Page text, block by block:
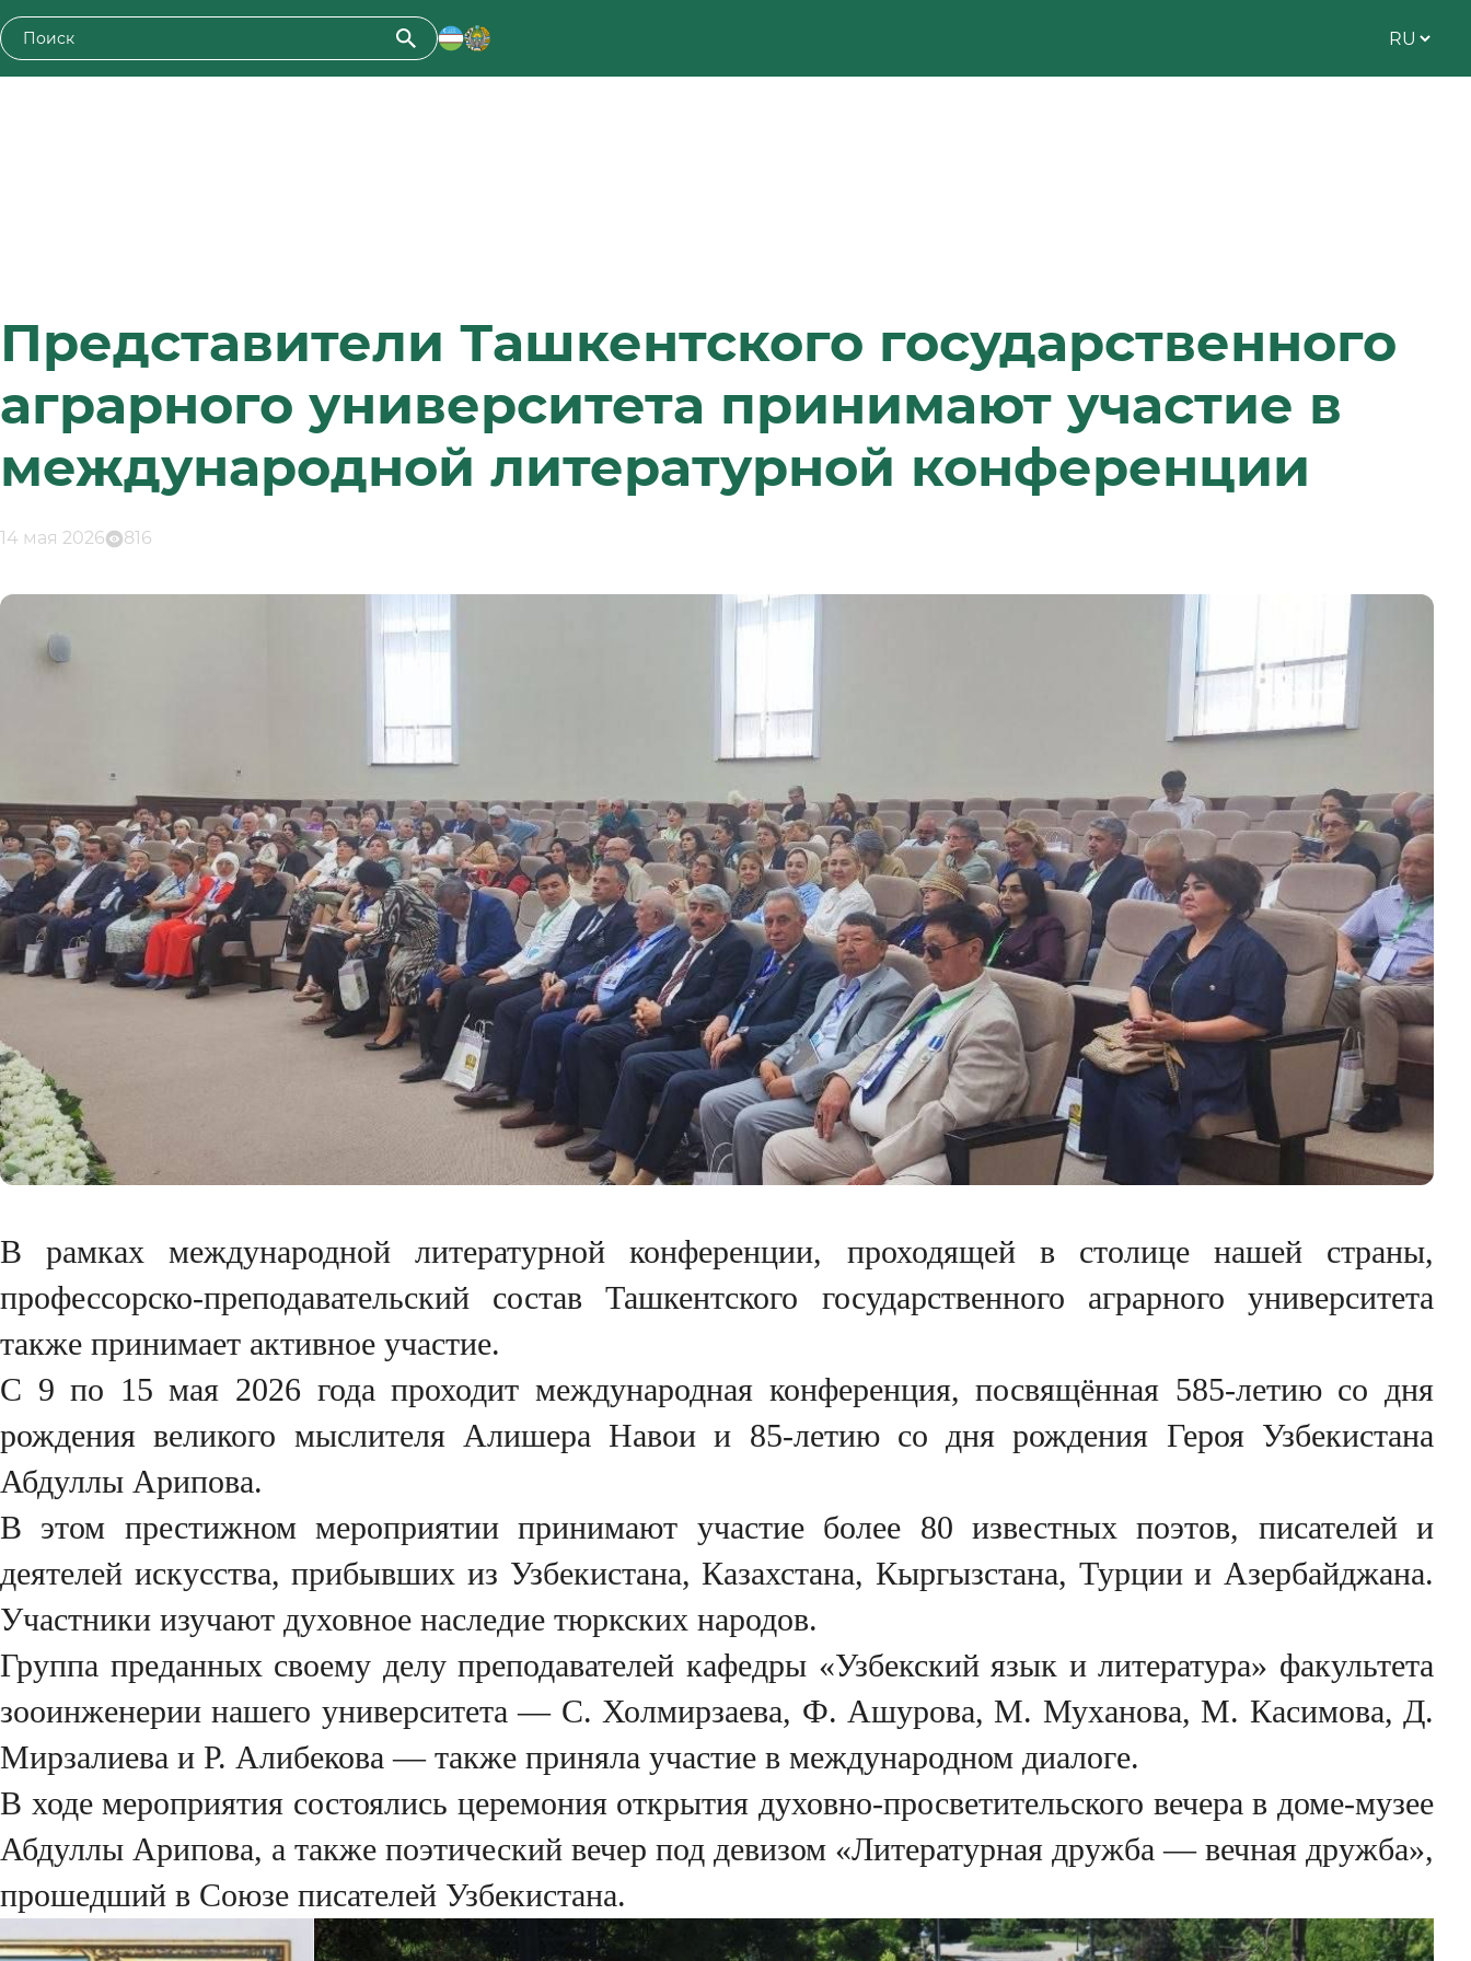
Представители Ташкентского государственного
аграрного университета принимают участие в
международной литературной конференции
14 мая 2026 816
В рамках международной литературной конференции, проходящей в столице нашей страны,
профессорско-преподавательский состав Ташкентского государственного аграрного университета
также принимает активное участие.
С 9 по 15 мая 2026 года проходит международная конференция, посвящённая 585-летию со дня
рождения великого мыслителя Алишера Навои и 85-летию со дня рождения Героя Узбекистана
Абдуллы Арипова.
В этом престижном мероприятии принимают участие более 80 известных поэтов, писателей и
деятелей искусства, прибывших из Узбекистана, Казахстана, Кыргызстана, Турции и Азербайджана.
Участники изучают духовное наследие тюркских народов.
Группа преданных своему делу преподавателей кафедры «Узбекский язык и литература» факультета
зооинженерии нашего университета — С. Холмирзаева, Ф. Ашурова, М. Муханова, М. Касимова, Д.
Мирзалиева и Р. Алибекова — также приняла участие в международном диалоге.
В ходе мероприятия состоялись церемония открытия духовно-просветительского вечера в доме-музее
Абдуллы Арипова, а также поэтический вечер под девизом «Литературная дружба — вечная дружба»,
прошедший в Союзе писателей Узбекистана.